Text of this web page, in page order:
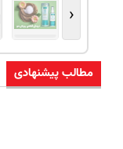
‹
مطالب پیشنهادی